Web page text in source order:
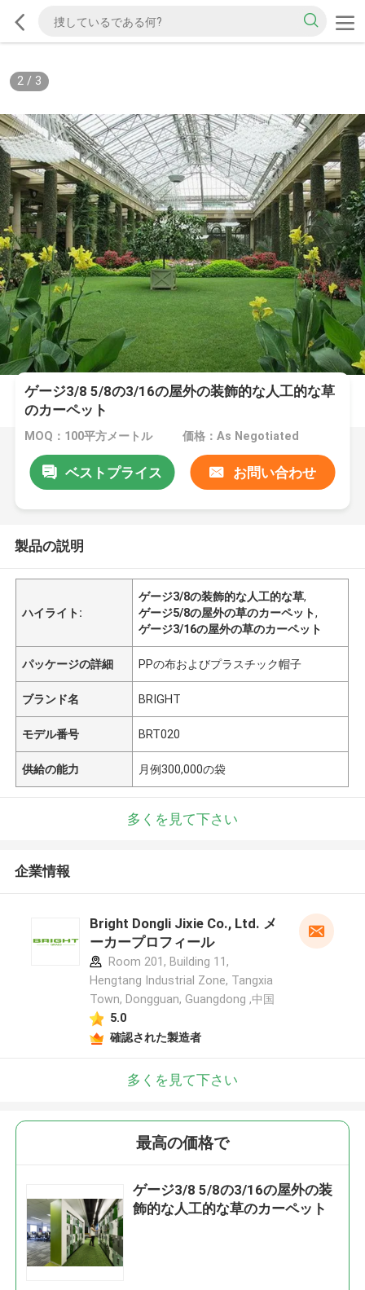
2/ 3
ゲージ3/8 5/8の3/16の屋外の装飾的な人工的な草
のカーペット
MOQ：100平方メートル 価格：As Negotiated
ベストプライス お問い合わせ
製品の説明
ハイライト:
ゲージ3/8の装飾的な人工的な草,
ゲージ5/8の屋外の草のカーペット,
ゲージ3/16の屋外の草のカーペット
パッケージの詳細 PPの布およびプラスチック帽子
ブランド名 BRIGHT
モデル番号 BRT020
供給の能力 月例300,000の袋
多くを見て下さい
企業情報
Bright Dongli Jixie Co., Ltd. メ
ーカープロフィール
Room 201, Building 11,
Hengtang Industrial Zone, Tangxia
Town, Dongguan, Guangdong ,中国
5.0
確認された製造者
多くを見て下さい
最高の価格で
ゲージ3/8 5/8の3/16の屋外の装
飾的な人工的な草のカーペット